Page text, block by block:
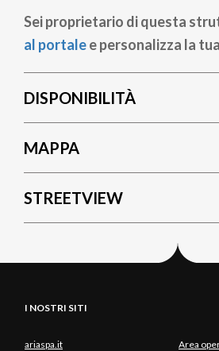
Sei proprietario di questa
al portalee personalizza la
DISPONIBILITÀ
MAPPA
STREETVIEW
I NOSTRI SITI
ariaspa.it Area